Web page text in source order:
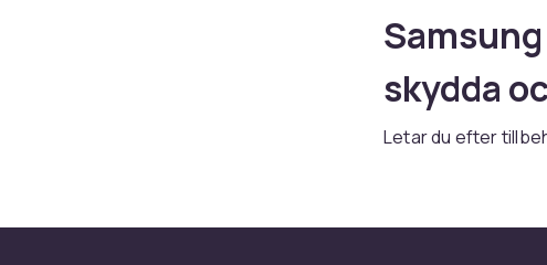
skydda
Letar du efter